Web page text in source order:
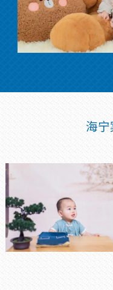
海